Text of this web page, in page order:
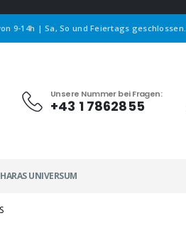
9-14h | Sa, So und Feiertags geschlossen.
Unsere Nummer bei Fragen:
+43 1 7862855
UNIVERSUM